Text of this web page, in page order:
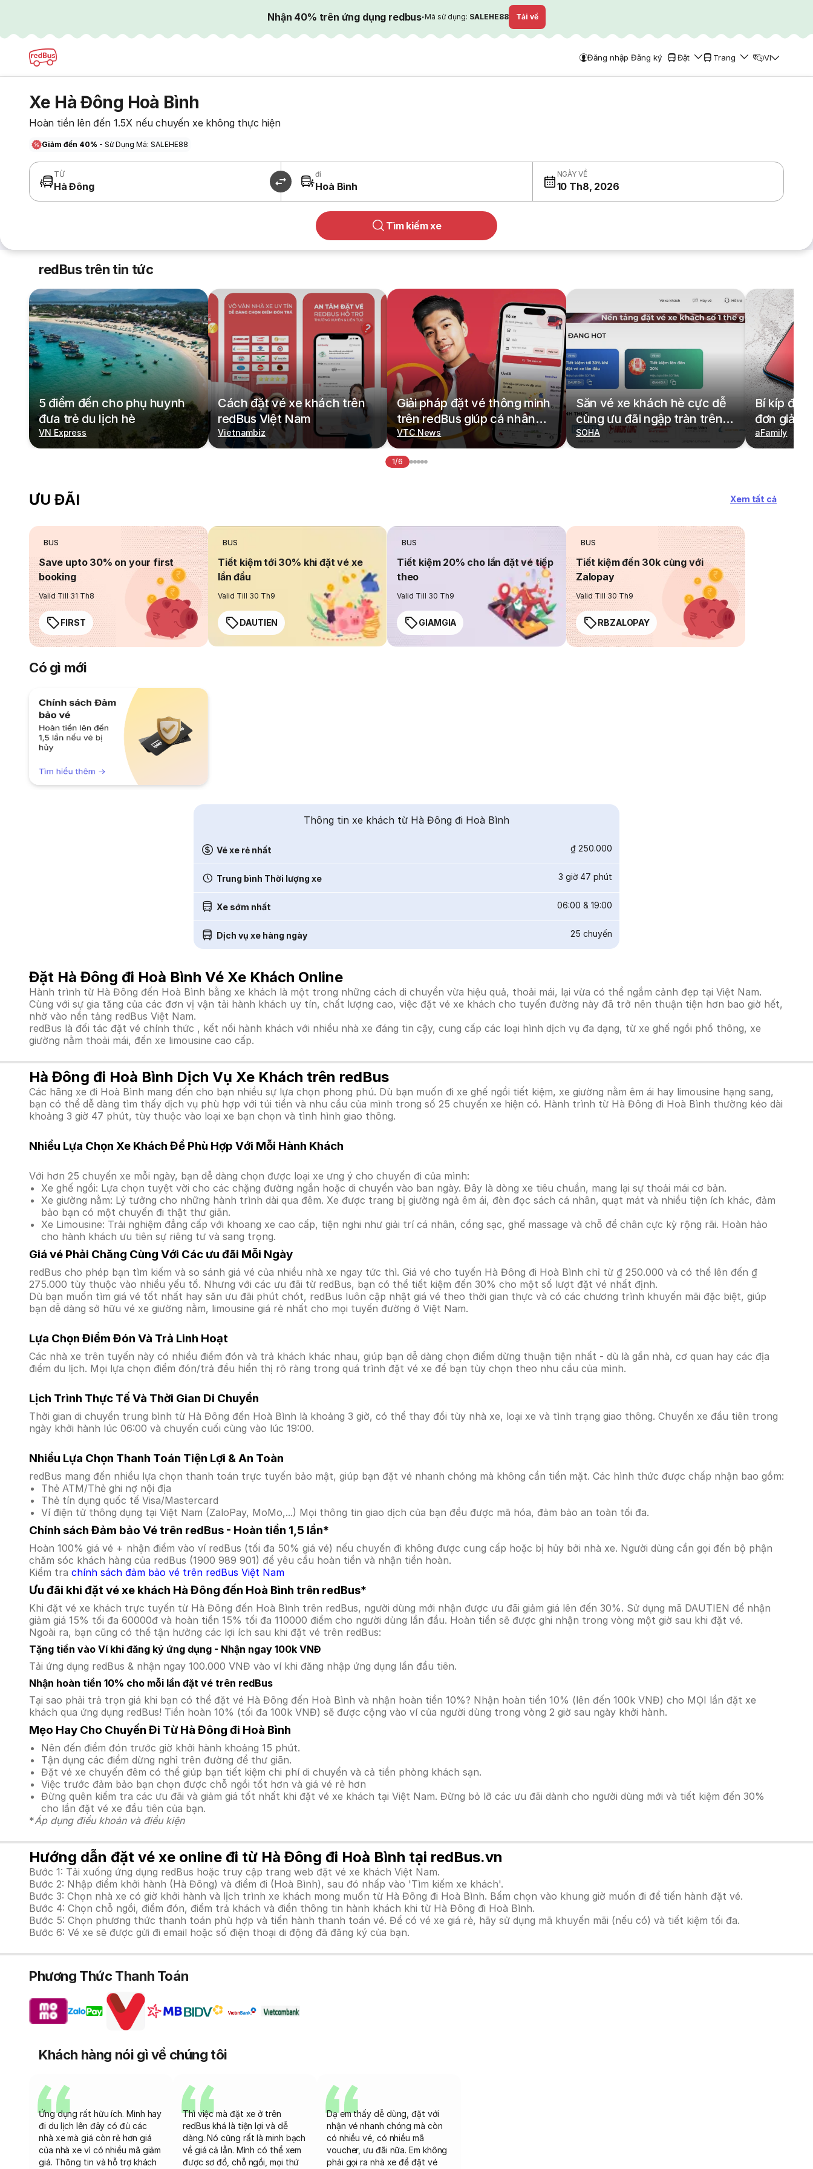
Nhận 40% trên ứng dụng redbus·Mã sử dụng: SALEHE88 Tải về
Đăng nhập Đăng ký Đặt Trang VI
Xe Hà Đông Hoà Bình
Hoàn tiền lên đến 1.5X nếu chuyến xe không thực hiện
Giảm đến 40% - Sử Dụng Mã: SALEHE88
TỪ
Hà Đông
đi
Hoà Bình
NGÀY VỀ
10 Th8, 2026
Tìm kiếm xe
redBus trên tin tức
5 điểm đến cho phụ huynh
đưa trẻ du lịch hè
VN Express
Cách đặt vé xe khách trên
redBus Việt Nam
Vietnambiz
Giải pháp đặt vé thông minh
trên redBus giúp cá nhân
hoá hành trình di chuyển
VTC News
Săn vé xe khách hè cực dễ
cùng ưu đãi ngập tràn trên
redBus
SOHA
Bí kíp đặt
đơn giản,
cả gia
aFamily
1/6
ƯU ĐÃI Xem tất cả
BUS
Save upto 30% on your first
booking
Valid Till 31 Th8
FIRST
BUS
Tiết kiệm tới 30% khi đặt vé xe
lần đầu
Valid Till 30 Th9
DAUTIEN
BUS
Tiết kiệm 20% cho lần đặt vé tiếp
theo
Valid Till 30 Th9
GIAMGIA
BUS
Tiết kiệm đến 30k cùng với
Zalopay
Valid Till 30 Th9
RBZALOPAY
Có gì mới
Thông tin xe khách từ Hà Đông đi Hoà Bình
Vé xe rẻ nhất ₫ 250.000
Trung bình Thời lượng xe 3 giờ 47 phút
Xe sớm nhất 06:00 & 19:00
Dịch vụ xe hàng ngày 25 chuyến
Đặt Hà Đông đi Hoà Bình Vé Xe Khách Online
Hành trình từ Hà Đông đến Hoà Bình bằng xe khách là một trong những cách di chuyển vừa hiệu quả, thoải mái, lại vừa có thể ngắm cảnh đẹp tại Việt Nam.
Cùng với sự gia tăng của các đơn vị vận tải hành khách uy tín, chất lượng cao, việc đặt vé xe khách cho tuyến đường này đã trở nên thuận tiện hơn bao giờ hết,
nhờ vào nền tảng redBus Việt Nam.
redBus là đối tác đặt vé chính thức , kết nối hành khách với nhiều nhà xe đáng tin cậy, cung cấp các loại hình dịch vụ đa dạng, từ xe ghế ngồi phổ thông, xe
giường nằm thoải mái, đến xe limousine cao cấp.
Hà Đông đi Hoà Bình Dịch Vụ Xe Khách trên redBus
Các hãng xe đi Hoà Bình mang đến cho bạn nhiều sự lựa chọn phong phú. Dù bạn muốn đi xe ghế ngồi tiết kiệm, xe giường nằm êm ái hay limousine hạng sang,
bạn có thể dễ dàng tìm thấy dịch vụ phù hợp với túi tiền và nhu cầu của mình trong số 25 chuyến xe hiện có. Hành trình từ Hà Đông đi Hoà Bình thường kéo dài
khoảng 3 giờ 47 phút, tùy thuộc vào loại xe bạn chọn và tình hình giao thông.
Nhiều Lựa Chọn Xe Khách Để Phù Hợp Với Mỗi Hành Khách
Với hơn 25 chuyến xe mỗi ngày, bạn dễ dàng chọn được loại xe ưng ý cho chuyến đi của mình:
Xe ghế ngồi: Lựa chọn tuyệt vời cho các chặng đường ngắn hoặc di chuyển vào ban ngày. Đây là dòng xe tiêu chuẩn, mang lại sự thoải mái cơ bản.
Xe giường nằm: Lý tưởng cho những hành trình dài qua đêm. Xe được trang bị giường ngả êm ái, đèn đọc sách cá nhân, quạt mát và nhiều tiện ích khác, đảm
bảo bạn có một chuyến đi thật thư giãn.
Xe Limousine: Trải nghiệm đẳng cấp với khoang xe cao cấp, tiện nghi như giải trí cá nhân, cổng sạc, ghế massage và chỗ để chân cực kỳ rộng rãi. Hoàn hảo
cho hành khách ưu tiên sự riêng tư và sang trọng.
Giá vé Phải Chăng Cùng Với Các ưu đãi Mỗi Ngày
redBus cho phép bạn tìm kiếm và so sánh giá vé của nhiều nhà xe ngay tức thì. Giá vé cho tuyến Hà Đông đi Hoà Bình chỉ từ ₫ 250.000 và có thể lên đến ₫
275.000 tùy thuộc vào nhiều yếu tố. Nhưng với các ưu đãi từ redBus, bạn có thể tiết kiệm đến 30% cho một số lượt đặt vé nhất định.
Dù bạn muốn tìm giá vé tốt nhất hay săn ưu đãi phút chót, redBus luôn cập nhật giá vé theo thời gian thực và có các chương trình khuyến mãi đặc biệt, giúp
bạn dễ dàng sở hữu vé xe giường nằm, limousine giá rẻ nhất cho mọi tuyến đường ở Việt Nam.
Lựa Chọn Điểm Đón Và Trả Linh Hoạt
Các nhà xe trên tuyến này có nhiều điểm đón và trả khách khác nhau, giúp bạn dễ dàng chọn điểm dừng thuận tiện nhất - dù là gần nhà, cơ quan hay các địa
điểm du lịch. Mọi lựa chọn điểm đón/trả đều hiển thị rõ ràng trong quá trình đặt vé xe để bạn tùy chọn theo nhu cầu của mình.
Lịch Trình Thực Tế Và Thời Gian Di Chuyển
Thời gian di chuyển trung bình từ Hà Đông đến Hoà Bình là khoảng 3 giờ, có thể thay đổi tùy nhà xe, loại xe và tình trạng giao thông. Chuyến xe đầu tiên trong
ngày khởi hành lúc 06:00 và chuyến cuối cùng vào lúc 19:00.
Nhiều Lựa Chọn Thanh Toán Tiện Lợi & An Toàn
redBus mang đến nhiều lựa chọn thanh toán trực tuyến bảo mật, giúp bạn đặt vé nhanh chóng mà không cần tiền mặt. Các hình thức được chấp nhận bao gồm:
Thẻ ATM/Thẻ ghi nợ nội địa
Thẻ tín dụng quốc tế Visa/Mastercard
Ví điện tử thông dụng tại Việt Nam (ZaloPay, MoMo,...) Mọi thông tin giao dịch của bạn đều được mã hóa, đảm bảo an toàn tối đa.
Chính sách Đảm bảo Vé trên redBus - Hoàn tiền 1,5 lần*
Hoàn 100% giá vé + nhận điểm vào ví redBus (tối đa 50% giá vé) nếu chuyến đi không được cung cấp hoặc bị hủy bởi nhà xe. Người dùng cần gọi đến bộ phận
chăm sóc khách hàng của redBus (1900 989 901) để yêu cầu hoàn tiền và nhận tiền hoàn.
Kiểm tra chính sách đảm bảo vé trên redBus Việt Nam
Ưu đãi khi đặt vé xe khách Hà Đông đến Hoà Bình trên redBus*
Khi đặt vé xe khách trực tuyến từ Hà Đông đến Hoà Bình trên redBus, người dùng mới nhận được ưu đãi giảm giá lên đến 30%. Sử dụng mã DAUTIEN để nhận
giảm giá 15% tối đa 60000đ và hoàn tiền 15% tối đa 110000 điểm cho người dùng lần đầu. Hoàn tiền sẽ được ghi nhận trong vòng một giờ sau khi đặt vé.
Ngoài ra, bạn cũng có thể tận hưởng các lợi ích sau khi đặt vé trên redBus:
Tặng tiền vào Ví khi đăng ký ứng dụng - Nhận ngay 100k VNĐ
Tải ứng dụng redBus & nhận ngay 100.000 VNĐ vào ví khi đăng nhập ứng dụng lần đầu tiên.
Nhận hoàn tiền 10% cho mỗi lần đặt vé trên redBus
Tại sao phải trả trọn giá khi bạn có thể đặt vé Hà Đông đến Hoà Bình và nhận hoàn tiền 10%? Nhận hoàn tiền 10% (lên đến 100k VNĐ) cho MỌI lần đặt xe
khách qua ứng dụng redBus! Tiền hoàn 10% (tối đa 100k VNĐ) sẽ được cộng vào ví của người dùng trong vòng 2 giờ sau ngày khởi hành.
Mẹo Hay Cho Chuyến Đi Từ Hà Đông đi Hoà Bình
Nên đến điểm đón trước giờ khởi hành khoảng 15 phút.
Tận dụng các điểm dừng nghỉ trên đường để thư giãn.
Đặt vé xe chuyến đêm có thể giúp bạn tiết kiệm chi phí di chuyển và cả tiền phòng khách sạn.
Việc trước đảm bảo bạn chọn được chỗ ngồi tốt hơn và giá vé rẻ hơn
Đừng quên kiểm tra các ưu đãi và giảm giá tốt nhất khi đặt vé xe khách tại Việt Nam. Đừng bỏ lỡ các ưu đãi dành cho người dùng mới và tiết kiệm đến 30%
cho lần đặt vé xe đầu tiên của bạn.
*Áp dụng điều khoản và điều kiện
Hướng dẫn đặt vé xe online đi từ Hà Đông đi Hoà Bình tại redBus.vn
Bước 1: Tải xuống ứng dụng redBus hoặc truy cập trang web đặt vé xe khách Việt Nam.
Bước 2: Nhập điểm khởi hành (Hà Đông) và điểm đi (Hoà Bình), sau đó nhấp vào 'Tìm kiếm xe khách'.
Bước 3: Chọn nhà xe có giờ khởi hành và lịch trình xe khách mong muốn từ Hà Đông đi Hoà Bình. Bấm chọn vào khung giờ muốn đi để tiến hành đặt vé.
Bước 4: Chọn chỗ ngồi, điểm đón, điểm trả khách và điền thông tin hành khách khi từ Hà Đông đi Hoà Bình.
Bước 5: Chọn phương thức thanh toán phù hợp và tiến hành thanh toán vé. Để có vé xe giá rẻ, hãy sử dụng mã khuyến mãi (nếu có) và tiết kiệm tối đa.
Bước 6: Vé xe sẽ được gửi đi email hoặc số điện thoại di động đã đăng ký của bạn.
Phương Thức Thanh Toán
Khách hàng nói gì về chúng tôi
Ứng dụng rất hữu ích. Mình hay
đi du lịch lên đây có đủ các
nhà xe mà giá còn rẻ hơn giá
của nhà xe vì có nhiều mã giảm
giá. Thông tin và hỗ trợ khách
Thì việc mà đặt xe ở trên
redBus khá là tiện lợi và dễ
dàng. Nó cũng rất là minh bạch
về giá cả lẫn. Mình có thể xem
được sơ đồ, chỗ ngồi, mọi thứ
Dạ em thấy dễ dùng, đặt với
nhận vé nhanh chóng mà còn
có nhiều vé, có nhiều mã
voucher, ưu đãi nữa. Em không
phải gọi ra nhà xe để đặt vé